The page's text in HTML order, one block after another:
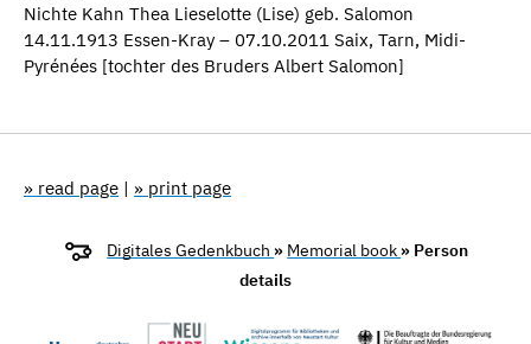
Nichte Kahn Thea Lieselotte (Lise) geb. Salomon
14.11.1913 Essen-Kray – 07.10.2011 Saix, Tarn, Midi-
Pyrénées [tochter des Bruders Albert Salomon]
» read page | » print page
Digitales Gedenkbuch » Memorial book » Person
details